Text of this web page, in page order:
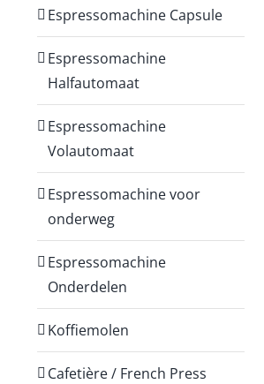
Espressomachine Capsule
Espressomachine
Halfautomaat
Espressomachine
Volautomaat
Espressomachine voor
onderweg
Espressomachine
Onderdelen
Koffiemolen
Cafetière / French Press